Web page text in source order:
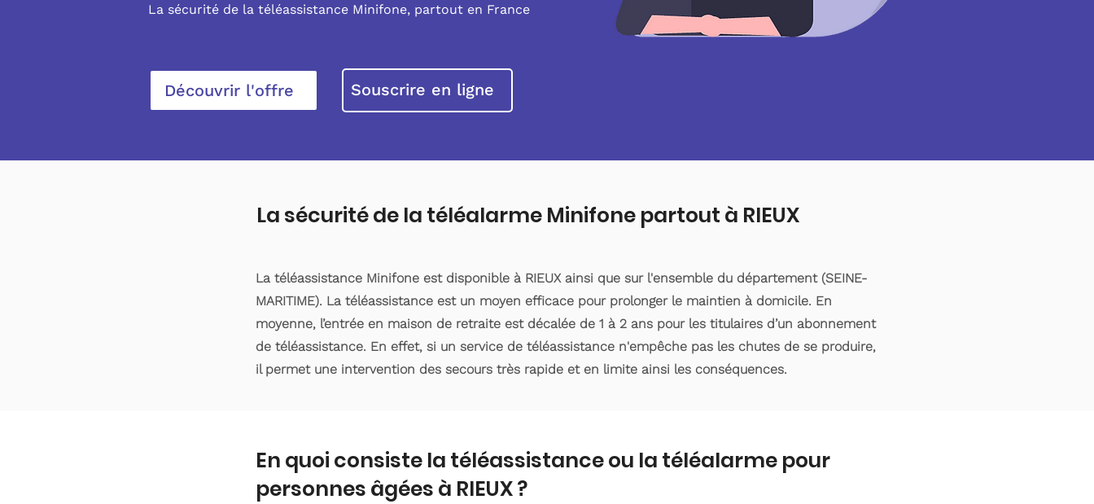
La sécurité de la téléassistance Minifone, partout en France
Découvrir l'offre Souscrire en ligne
La sécurité de la téléalarme Minifone partout à RIEUX
La téléassistance Minifone est disponible à RIEUX ainsi que sur l'ensemble du département (SEINE-
MARITIME). La téléassistance est un moyen efficace pour prolonger le maintien à domicile. En
moyenne, l’entrée en maison de retraite est décalée de 1 à 2 ans pour les titulaires d’un abonnement
de téléassistance. En effet, si un service de téléassistance n'empêche pas les chutes de se produire,
il permet une intervention des secours très rapide et en limite ainsi les conséquences.
En quoi consiste la téléassistance ou la téléalarme pour
personnes âgées à RIEUX ?